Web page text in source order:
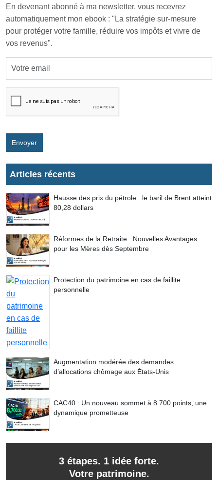
En devenant abonné à ma newsletter, vous recevrez
automatiquement mon ebook : "La stratégie sur-mesure
pour protéger votre famille, réduire vos impôts et vivre de
vos revenus".
Envoyer
Articles récents
Hausse des prix du pétrole : le baril de Brent atteint
80,28 dollars
Réformes de la Retraite : Nouvelles Avantages
pour les Mères dès Septembre
Protection du patrimoine en cas de faillite
personnelle
Augmentation modérée des demandes
d’allocations chômage aux États-Unis
CAC40 : Un nouveau sommet à 8 700 points, une
dynamique prometteuse
3 étapes. 1 idée forte.
Votre patrimoine.